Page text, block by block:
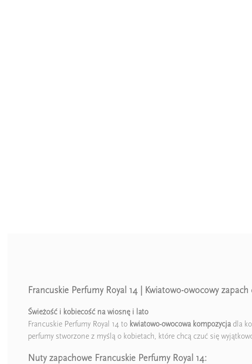
Francuskie Perfumy Royal 14 | Kwiatowo-owocowy
Świeżość i kobiecość na wiosnę i lato
Francuskie Perfumy Royal 14 to kwiatowo-owocowa kompozycja dla
perfumy stworzone z myślą o kobietach, które chcą czuć się
Nuty zapachowe Francuskie Perfumy Royal 14: